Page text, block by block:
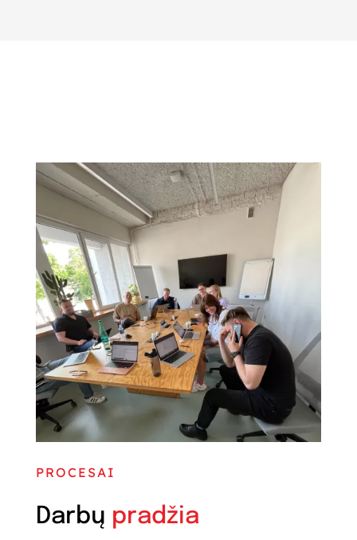
PROCESAI
Darbų pradžia